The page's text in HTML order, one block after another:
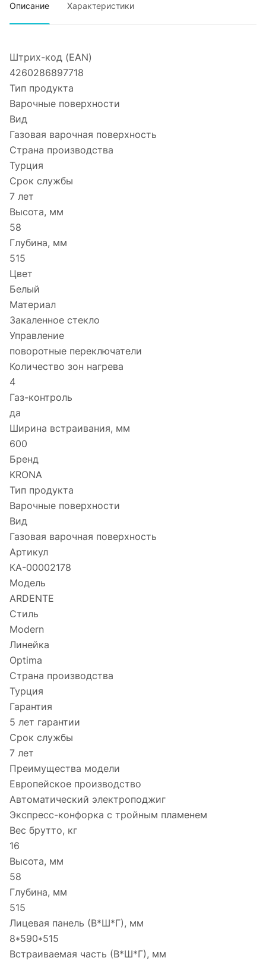
Описание Характеристики
Штрих-код (EAN)
4260286897718
Тип продукта
Варочные поверхности
Вид
Газовая варочная поверхность
Страна производства
Турция
Срок службы
7 лет
Высота, мм
58
Глубина, мм
515
Цвет
Белый
Материал
Закаленное стекло
Управление
поворотные переключатели
Количество зон нагрева
4
Газ-контроль
да
Ширина встраивания, мм
600
Бренд
KRONA
Тип продукта
Варочные поверхности
Вид
Газовая варочная поверхность
Артикул
КА-00002178
Модель
ARDENTE
Стиль
Modern
Линейка
Optima
Страна производства
Турция
Гарантия
5 лет гарантии
Срок службы
7 лет
Преимущества модели
Европейское производство
Автоматический электроподжиг
Экспресс-конфорка с тройным пламенем
Вес брутто, кг
16
Высота, мм
58
Глубина, мм
515
Лицевая панель (В*Ш*Г), мм
8*590*515
Встраиваемая часть (В*Ш*Г), мм